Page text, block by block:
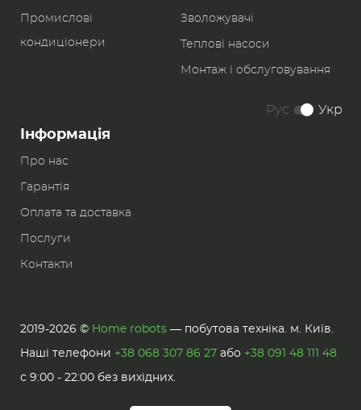
Промислові
кондиціонери
Зволожувачі
Теплові насоси
Монтаж і обслуговування
Інформація
Про нас
Гарантія
Оплата та доставка
Послуги
Контакти
2019-2026 © Home robots — побутова техніка. м. Київ.
Наші телефони +38 068 307 86 27 або +38 091 48 111 48
с 9:00 - 22:00 без вихідних.
Рус Укр